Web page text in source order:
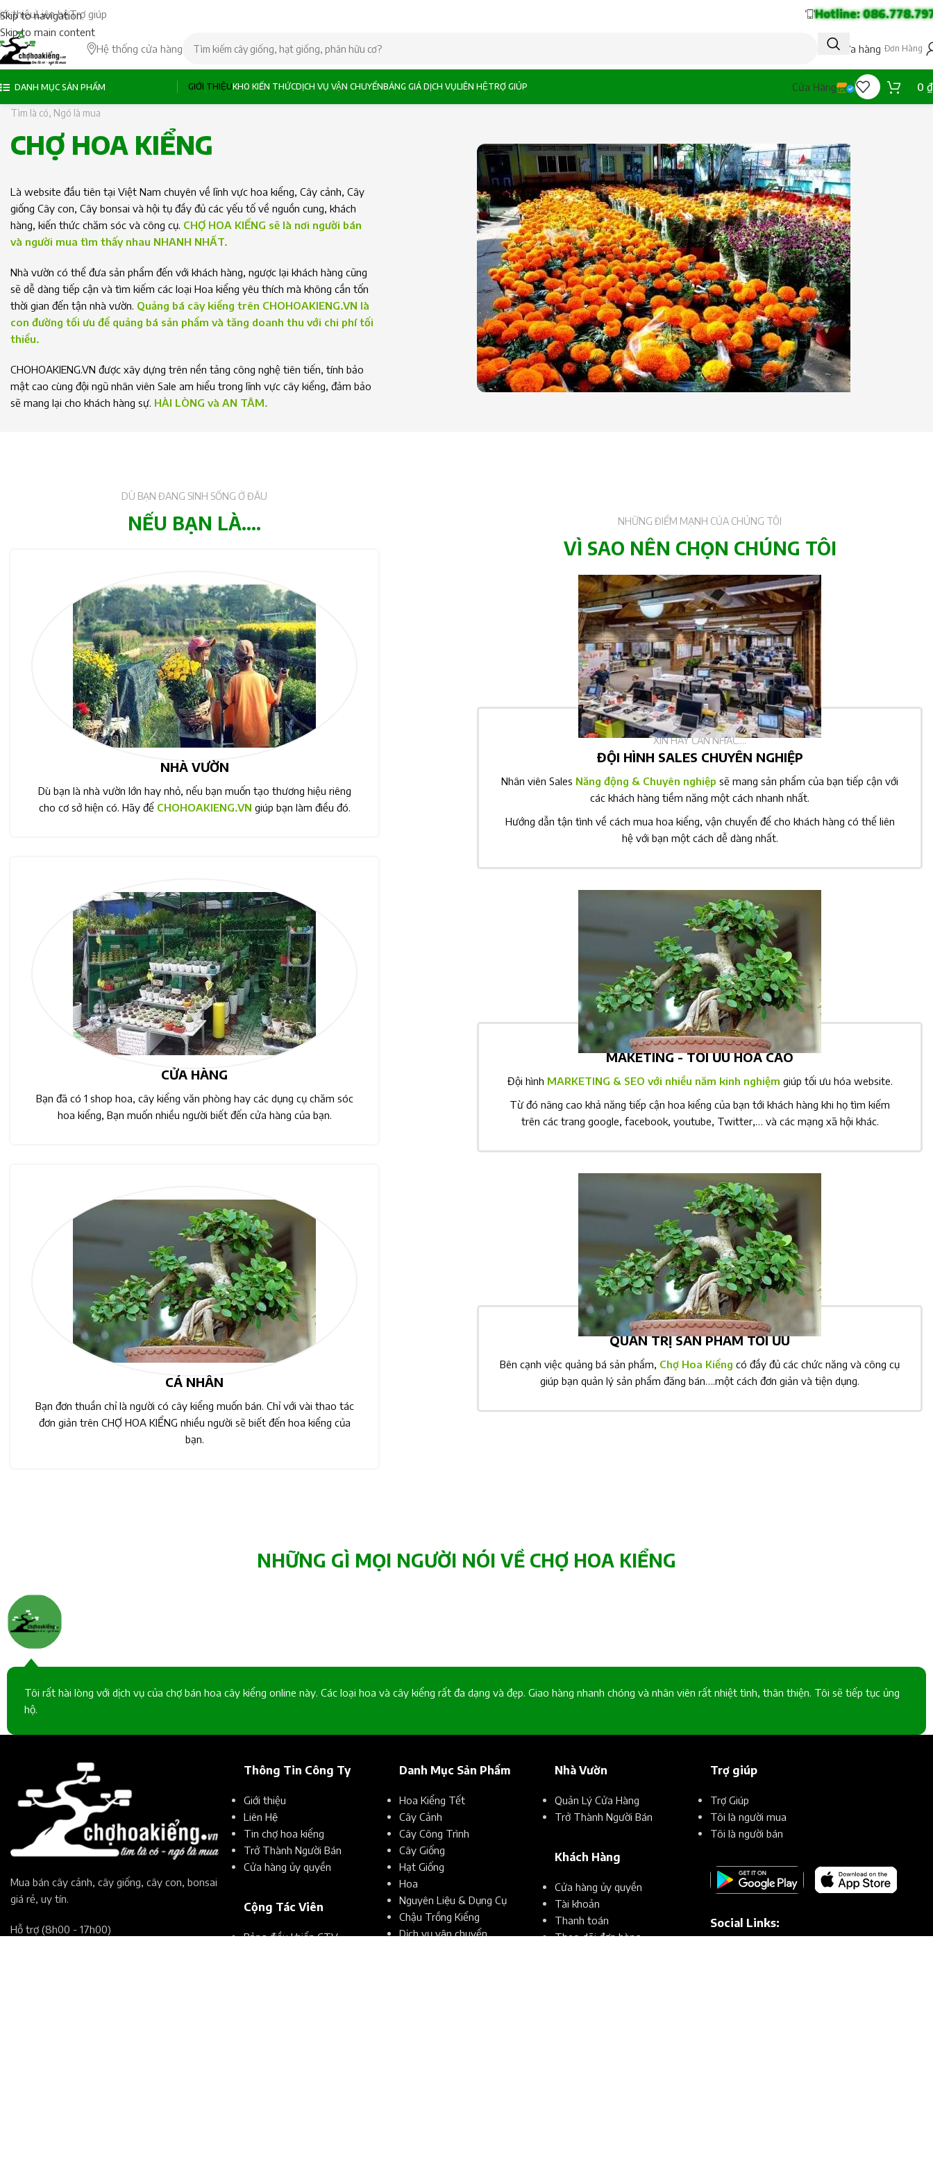
Skip to navigation
Skip to main content
thiệuLiên hệTrợ giúp Hotline:
Hệ thống cửa hàng Tạo cửa hàng Đơn Hàng
DANH MỤC SẢN PHẨM GIỚI THIỆUKHO KIẾN THỨCDỊCH VỤ VẬN CHUYỂNBẢNG GIÁ DỊCH VỤLIÊN HỆTRỢ GIÚP Cửa Hàng 0 ₫
Tìm là có, Ngó là mua
CHỢ HOA KIỂNG
Là website đầu tiên tại Việt Nam chuyên về lĩnh vực hoa kiểng, Cây cảnh, Cây
giống Cây con, Cây bonsai và hội tụ đầy đủ các yếu tố về nguồn cung, khách
hàng, kiến thức chăm sóc và công cụ. CHỢ HOA KIỂNG sẽ là nơi người bán
và người mua tìm thấy nhau NHANH NHẤT.
Nhà vườn có thể đưa sản phẩm đến với khách hàng, ngược lại khách hàng cũng
sẽ dễ dàng tiếp cận và tìm kiếm các loại Hoa kiểng yêu thích mà không cần tốn
thời gian đến tận nhà vườn. Quảng bá cây kiểng trên CHOHOAKIENG.VN là
con đường tối ưu để quảng bá sản phẩm và tăng doanh thu với chi phí tối
thiểu.
CHOHOAKIENG.VN được xây dựng trên nền tảng công nghệ tiên tiến, tính bảo
mật cao cùng đội ngũ nhân viên Sale am hiểu trong lĩnh vực cây kiểng, đảm bảo
sẽ mang lại cho khách hàng sự. HÀI LÒNG và AN TÂM.
DÙ BẠN ĐANG SINH SỐNG Ở ĐÂU
NẾU BẠN LÀ....
NHÀ VƯỜN
Dù bạn là nhà vườn lớn hay nhỏ, nếu bạn muốn tạo thương hiệu riêng
cho cơ sở hiện có. Hãy để CHOHOAKIENG.VN giúp bạn làm điều đó.
CỬA HÀNG
Bạn đã có 1 shop hoa, cây kiểng văn phòng hay các dụng cụ chăm sóc
hoa kiểng, Bạn muốn nhiều người biết đến cửa hàng của bạn.
CÁ NHÂN
Bạn đơn thuần chỉ là người có cây kiểng muốn bán. Chỉ với vài thao tác
đơn giản trên CHỢ HOA KIỂNG nhiều người sẽ biết đến hoa kiểng của
bạn.
NHỮNG ĐIỂM MẠNH CỦA CHÚNG TÔI
VÌ SAO NÊN CHỌN CHÚNG TÔI
XIN HÃY CÂN NHẮC....
ĐỘI HÌNH SALES CHUYÊN NGHIỆP
Nhân viên Sales Năng động & Chuyên nghiệp sẽ mang sản phẩm của bạn tiếp cận với
các khách hàng tiềm năng một cách nhanh nhất.
Hướng dẫn tận tình về cách mua hoa kiểng, vận chuyển để cho khách hàng có thể liên
hệ với bạn một cách dễ dàng nhất.
MAKETING - TỐI ƯU HÓA CAO
Đội hình MARKETING & SEO với nhiều năm kinh nghiệm giúp tối ưu hóa website.
Từ đó nâng cao khả năng tiếp cận hoa kiểng của bạn tới khách hàng khi họ tìm kiếm
trên các trang google, facebook, youtube, Twitter,… và các mạng xã hội khác.
QUẢN TRỊ SẢN PHẨM TỐI ƯU
Bên cạnh việc quảng bá sản phẩm, Chợ Hoa Kiểng có đầy đủ các chức năng và công cụ
giúp bạn quản lý sản phẩm đăng bán….một cách đơn giản và tiện dụng.
NHỮNG GÌ MỌI NGƯỜI NÓI VỀ CHỢ HOA KIỂNG
Tôi rất hài lòng với dịch vụ của chợ bán hoa cây kiểng online này. Các loại hoa và cây kiểng rất đa dạng và đẹp. Giao hàng nhanh chóng và nhân viên rất nhiệt tình, thân thiện. Tôi sẽ tiếp tục ủng
hộ.
Mua bán cây cảnh, cây giống, cây con, bonsai
giá rẻ, uy tín.​
Hỗ trợ (8h00 - 17h00)​
Thông Tin Công Ty
Giới thiệu
Liên Hệ
Tin chợ hoa kiểng
Trở Thành Người Bán
Cửa hàng ủy quyền
Cộng Tác Viên
Bảng điều khiển CTV
Danh Mục Sản Phẩm
Hoa Kiểng Tết
Cây Cảnh
Cây Công Trình
Cây Giống
Hạt Giống
Hoa
Nguyên Liệu & Dụng Cụ
Chậu Trồng Kiểng
Dịch vụ vận chuyển
Nhà Vườn
Quản Lý Cửa Hàng
Trở Thành Người Bán
Khách Hàng
Cửa hàng ủy quyền
Tài khoản
Thanh toán
Theo dõi đơn hàng
Trợ giúp
Trợ Giúp
Tôi là người mua
Tôi là người bán
Social Links: